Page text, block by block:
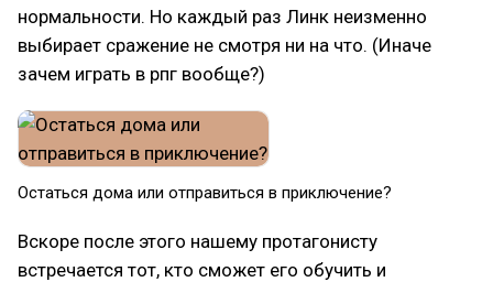
нормальности. Но каждый раз Линк неизменно
выбирает сражение не смотря ни на что. (Иначе
зачем играть в рпг вообще?)
Остаться дома или отправиться в приключение?
Вскоре после этого нашему протагонисту
встречается тот, кто сможет его обучить и